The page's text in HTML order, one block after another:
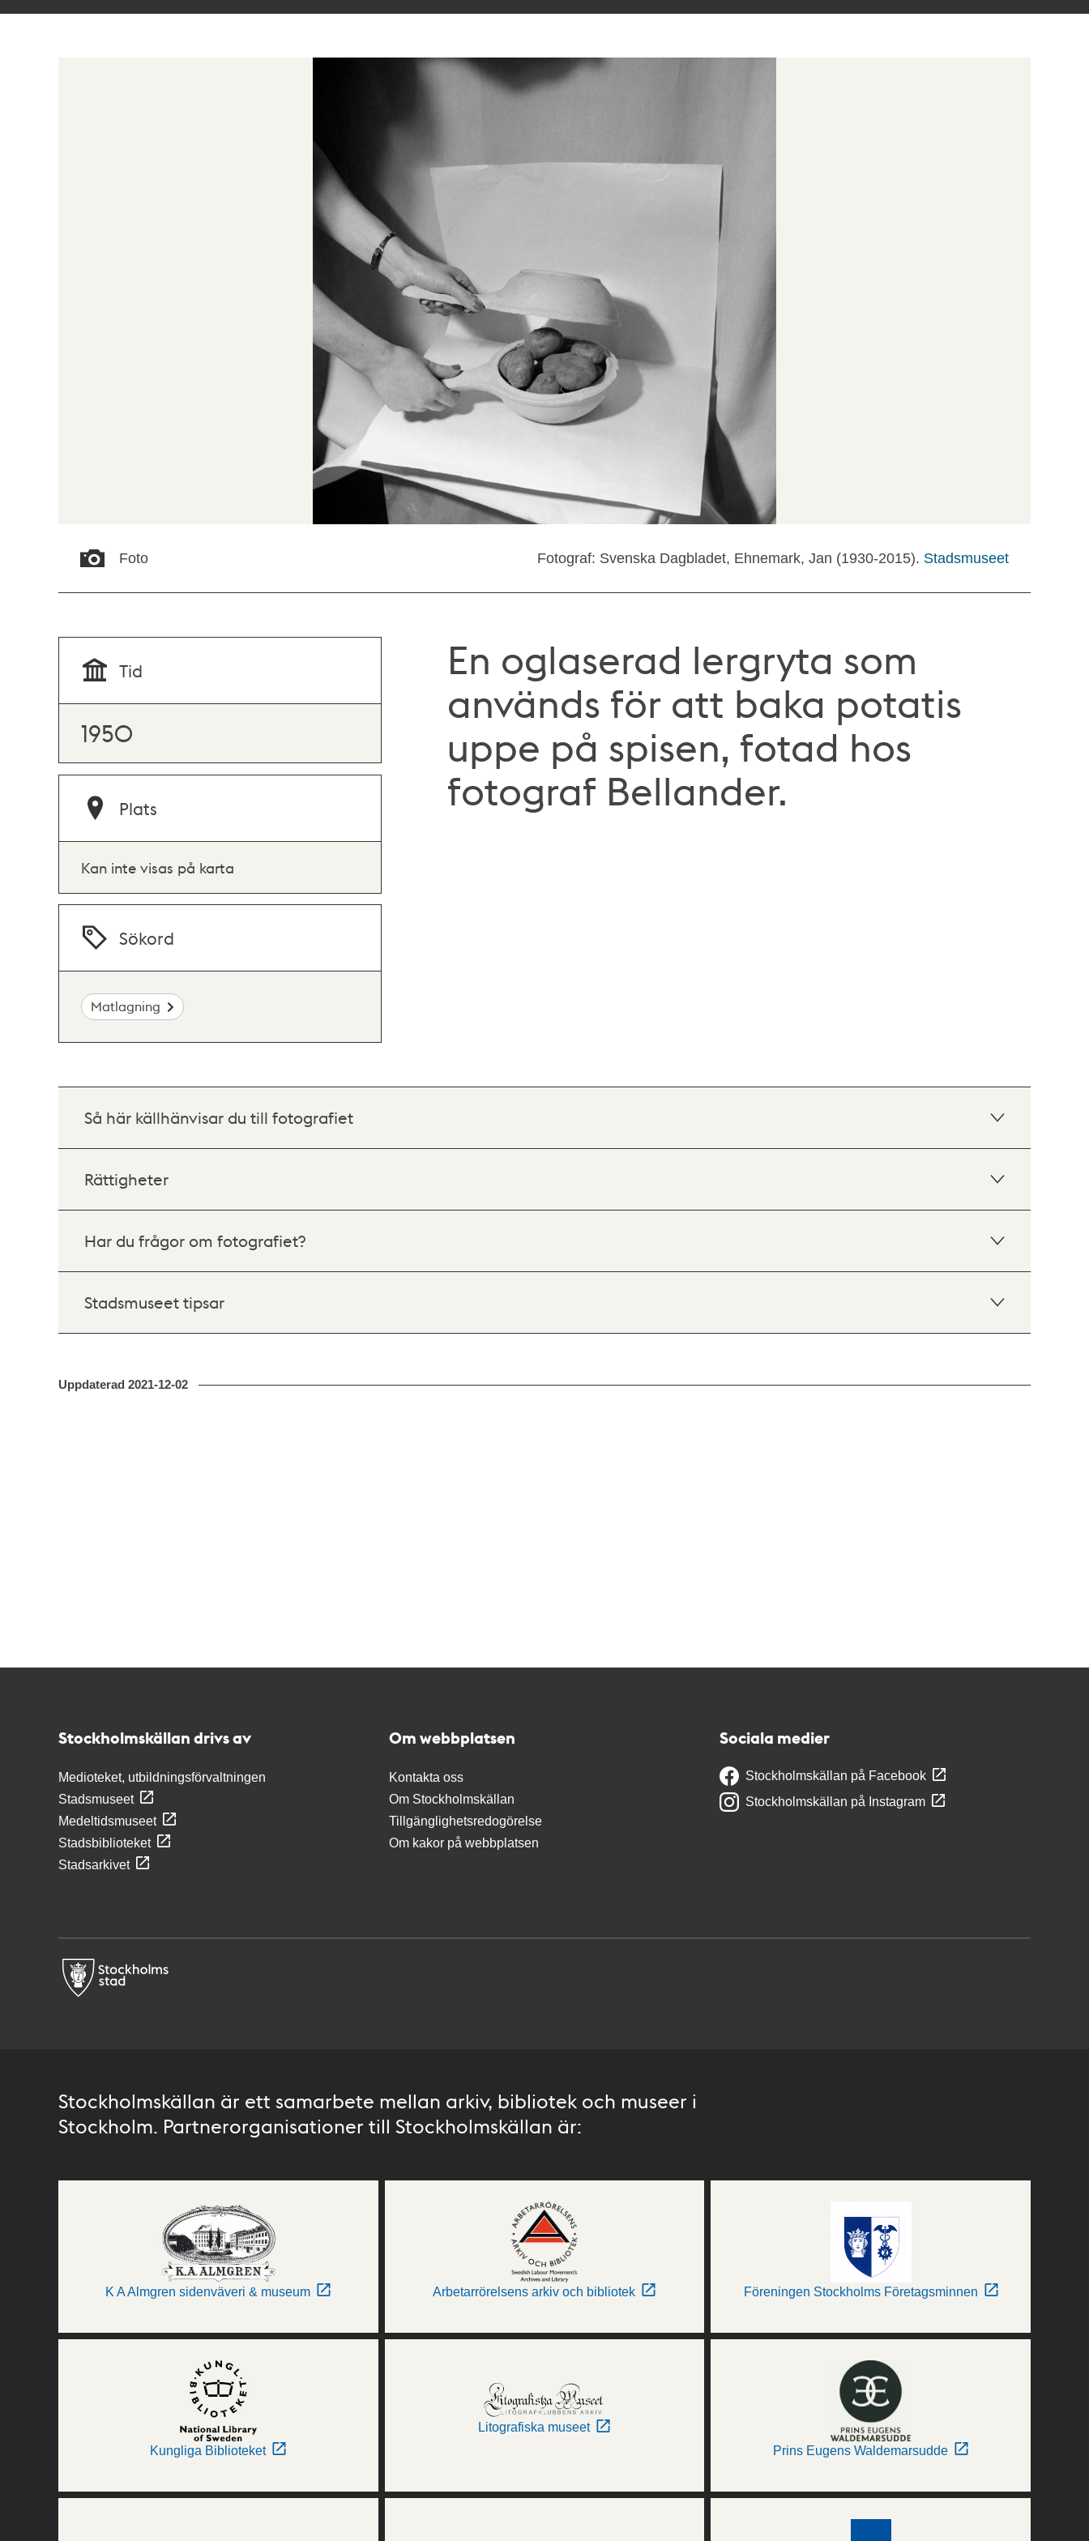
Foto Fotograf: Svenska Dagbladet, Ehnemark, Jan (1930-2015). Stadsmuseet
En oglaserad lergryta som
används för att baka potatis
uppe på spisen, fotad hos
fotograf Bellander.
Tid
1950
Plats
Kan inte visas på karta
Sökord
Matlagning
Så här källhänvisar du till fotografiet
Rättigheter
Har du frågor om fotografiet?
Stadsmuseet tipsar
Uppdaterad 2021-12-02
Stockholmskällan drivs av
Medioteket, utbildningsförvaltningen
Stadsmuseet
Medeltidsmuseet
Stadsbiblioteket
Stadsarkivet
Om webbplatsen
Kontakta oss
Om Stockholmskällan
Tillgänglighetsredogörelse
Om kakor på webbplatsen
Sociala medier
Stockholmskällan på Facebook
Stockholmskällan på Instagram
Stockholmskällan är ett samarbete mellan arkiv, bibliotek och museer i
Stockholm. Partnerorganisationer till Stockholmskällan är:
K A Almgren sidenväveri & museum Arbetarrörelsens arkiv och bibliotek Föreningen Stockholms Företagsminnen
Kungliga Biblioteket
Litografiska museet
Prins Eugens Waldemarsudde